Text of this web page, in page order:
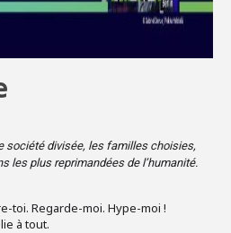
société divisée, les familles choisies,
les plus reprimandées de l’humanité.
toi. Regarde-moi. Hype-moi !
à tout.